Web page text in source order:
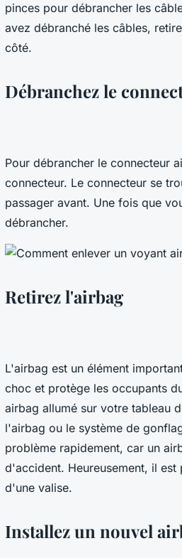
pinces pour débrancher les
avez débranché les câbles,
côté.
Débranchez le
Pour débrancher le connecteur
connecteur. Le connecteur se
passager avant. Une fois que
débrancher.
Retirez l'airbag
L'airbag est un élément
choc et protège les occupants
airbag allumé sur votre tableau
l'airbag ou le système de
problème rapidement, car un
d'accident. Heureusement, il
d'une valise.
Installez un nouvel